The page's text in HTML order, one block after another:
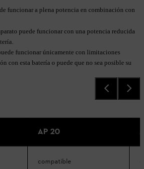
funcionar a plena potencia en combinación con
puede funcionar con una potencia reducida
funcionar únicamente con limitaciones
con esta batería o puede que no sea posible su
AP 20
compatible